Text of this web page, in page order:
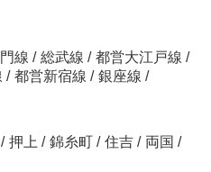
線 / 総武線 / 都営大江戸線 /
/ 都営新宿線 / 銀座線 /
/ 押上 / 錦糸町 / 住吉 / 両国 /